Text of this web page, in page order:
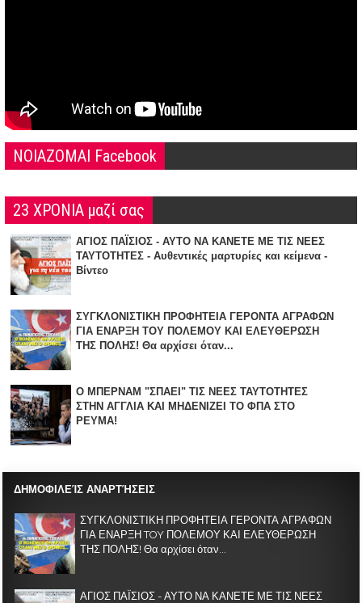
NOIAZOMAI Facebook
23 ΧΡΟΝΙΑ μαζί σας
ΑΓΙΟΣ ΠΑΪΣΙΟΣ - ΑΥΤΟ ΝΑ ΚΑΝΕΤΕ ΜΕ ΤΙΣ ΝΕΕΣ
ΤΑΥΤΟΤΗΤΕΣ - Αυθεντικές μαρτυρίες και κείμενα -
Βίντεο
ΣΥΓΚΛΟΝΙΣΤΙΚΗ ΠΡΟΦΗΤΕΙΑ ΓΕΡΟΝΤΑ ΑΓΡΑΦΩΝ
ΓΙΑ ΕΝΑΡΞΗ TOY ΠΟΛΕΜΟΥ ΚΑΙ ΕΛΕΥΘΕΡΩΣΗ
ΤΗΣ ΠΟΛΗΣ! Θα αρχίσει όταν...
Ο ΜΠΕΡΝΑΜ "ΣΠΑΕΙ" ΤΙΣ ΝΕΕΣ ΤΑΥΤΟΤΗΤΕΣ
ΣΤΗΝ ΑΓΓΛΙΑ KAI ΜΗΔΕΝΙZΕΙ ΤΟ ΦΠΑ ΣΤΟ
ΡΕΥΜΑ!
ΔΗΜΟΦΙΛΕΊΣ ΑΝΑΡΤΉΣΕΙΣ
ΣΥΓΚΛΟΝΙΣΤΙΚΗ ΠΡΟΦΗΤΕΙΑ ΓΕΡΟΝΤΑ ΑΓΡΑΦΩΝ
ΓΙΑ ΕΝΑΡΞΗ TOY ΠΟΛΕΜΟΥ ΚΑΙ ΕΛΕΥΘΕΡΩΣΗ
ΤΗΣ ΠΟΛΗΣ! Θα αρχίσει όταν...
ΑΓΙΟΣ ΠΑΪΣΙΟΣ - ΑΥΤΟ ΝΑ ΚΑΝΕΤΕ ΜΕ ΤΙΣ ΝΕΕΣ